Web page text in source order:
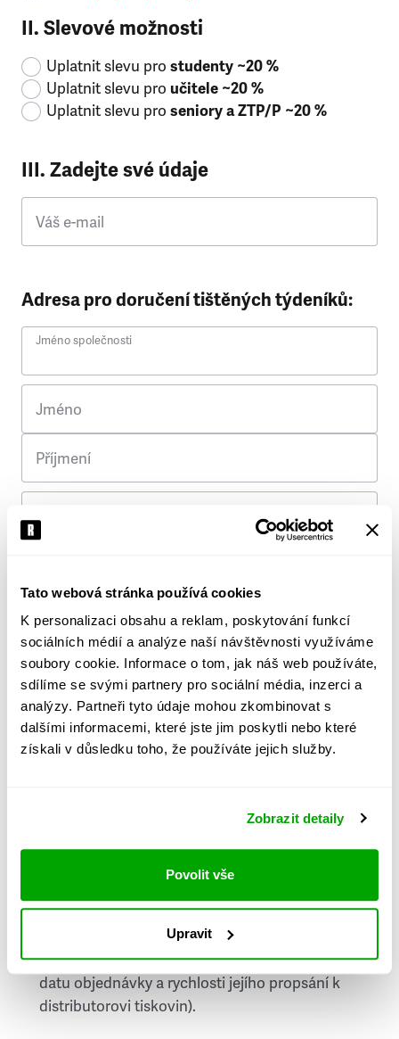
Tato webová stránka používá cookies
K personalizaci obsahu a reklam, poskytování funkcí
sociálních médií a analýze naší návštěvnosti využíváme
soubory cookie. Informace o tom, jak náš web používáte,
sdílíme se svými partnery pro sociální média, inzerci a
analýzy. Partneři tyto údaje mohou zkombinovat s
dalšími informacemi, které jste jim poskytli nebo které
získali v důsledku toho, že používáte jejich služby.
Zobrazit detaily
Povolit vše
Upravit
II. Slevové možnosti
Uplatnit slevu pro studenty ~20 %
Uplatnit slevu pro učitele ~20 %
Uplatnit slevu pro seniory a ZTP/P ~20 %
III. Zadejte své údaje
Váš e-mail
Adresa pro doručení tištěných týdeníků:
Jméno společnosti
Jméno
Příjmení
Ulice
Město
PSČ
Stát
doručování týdeníku Respekt v tištěné verzi, na
první vydání ve vaší schránce se můžete těšit
příští, nejpozději přespříští týden (v závislosti na
datu objednávky a rychlosti jejího propsání k
distributorovi tiskovin).